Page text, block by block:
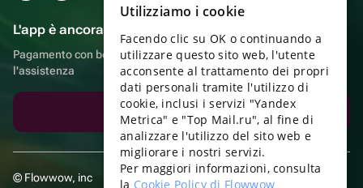
L'app è ancora più comoda!
Pagamento con bonus, autoconsegna, comoda chat con
l'assistenza
Scarica l'app
© Flowwow, inc
ENGLISH
UKRAINIAN
PORTUGUESE
SPANISH
Utilizziamo i cookie
Facendo clic su OK o continuando a
utilizzare questo sito web, l'utente
acconsente al trattamento dei propri
dati personali tramite l'utilizzo di
cookie, inclusi i servizi "Yandex
Metrica" e "Top Mail.ru", al fine di
analizzare l'utilizzo del sito web e
migliorare i nostri servizi.
Per maggiori informazioni, consulta
la Cookie Policy di Flowwow